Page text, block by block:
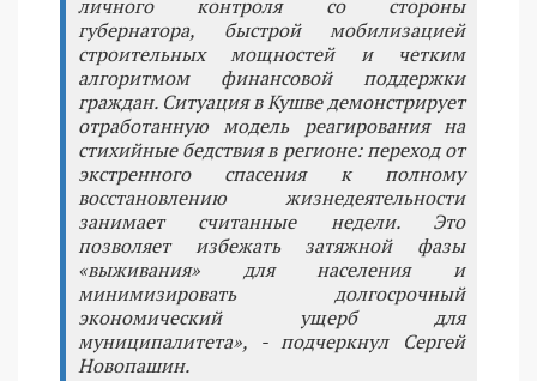
личного контроля со стороны
губернатора, быстрой мобилизацией
строительных мощностей и четким
алгоритмом финансовой поддержки
граждан. Ситуация в Кушве демонстрирует
отработанную модель реагирования на
стихийные бедствия в регионе: переход от
экстренного спасения к полному
восстановлению жизнедеятельности
занимает считанные недели. Это
позволяет избежать затяжной фазы
«выживания» для населения и
минимизировать долгосрочный
экономический ущерб для
муниципалитета», - подчеркнул Сергей
Новопашин.